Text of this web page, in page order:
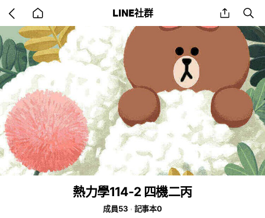
back
to
home
LINE社群 share
熱力學114-2 四機二丙
成員53 記事本0